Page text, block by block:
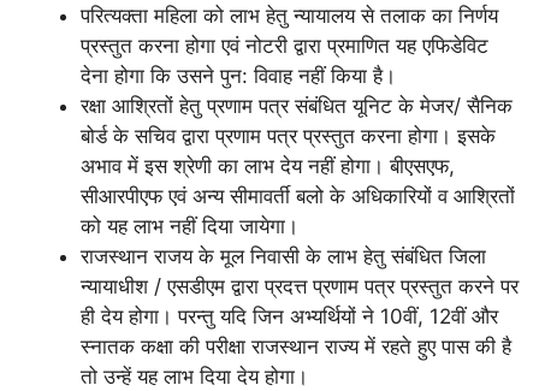
परित्यक्ता महिला को लाभ हेतु न्यायालय से तलाक का निर्णय
प्रस्तुत करना होगा एवं नोटरी द्वारा प्रमाणित यह एफिडेविट
देना होगा कि उसने पुन: विवाह नहीं किया है।
रक्षा आश्रितों हेतु प्रणाम पत्र संबंधित यूनिट के मेजर/ सैनिक
बोर्ड के सचिव द्वारा प्रणाम पत्र प्रस्तुत करना होगा। इसके
अभाव में इस श्रेणी का लाभ देय नहीं होगा। बीएसएफ,
सीआरपीएफ एवं अन्य सीमावर्ती बलो के अधिकारियों व आश्रितों
को यह लाभ नहीं दिया जायेगा।
राजस्थान राजय के मूल निवासी के लाभ हेतु संबंधित जिला
न्यायाधीश / एसडीएम द्वारा प्रदत्त प्रणाम पत्र प्रस्तुत करने पर
ही देय होगा। परन्तु यदि जिन अभ्यर्थियों ने 10वीं, 12वीं और
स्नातक कक्षा की परीक्षा राजस्थान राज्य में रहते हुए पास की है
तो उन्हें यह लाभ दिया देय होगा।